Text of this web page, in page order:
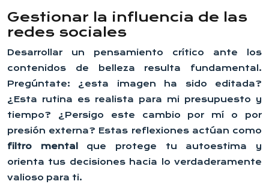
Gestionar la influencia de las
redes sociales
Desarrollar un pensamiento crítico ante los
contenidos de belleza resulta fundamental.
Pregúntate: ¿esta imagen ha sido editada?
¿Esta rutina es realista para mi presupuesto y
tiempo? ¿Persigo este cambio por mí o por
presión externa? Estas reflexiones actúan como
filtro mental
que protege tu autoestima y
orienta tus decisiones hacia lo verdaderamente
valioso para ti.